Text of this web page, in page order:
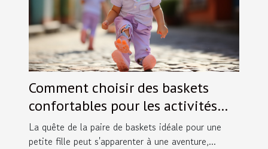
Comment choisir des baskets
confortables pour les activités
des petites filles en taille 30
La quête de la paire de baskets idéale pour une
petite fille peut s'apparenter à une aventure,...